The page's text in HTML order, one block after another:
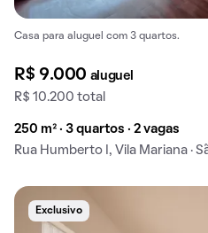
Casa para aluguel com 3 quartos.
R$ 9.000 aluguel
R$ 10.200 total
250 m² · 3 quartos · 2 vagas
Rua Humberto I, Vila Mariana ·
Exclusivo